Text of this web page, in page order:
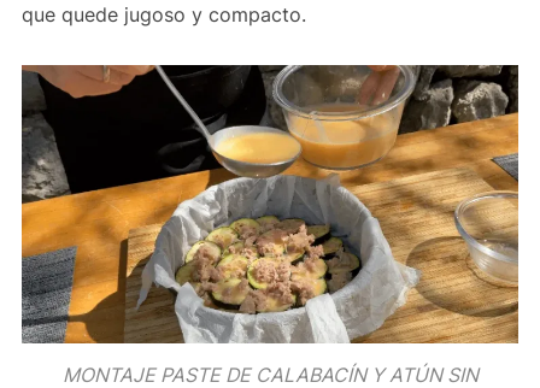
que quede jugoso y compacto.
MONTAJE PASTE DE CALABACÍN Y ATÚN SIN